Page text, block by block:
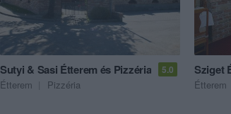
Sutyi & Sasi Étterem és Pizzéria 5.0
Étterem Pizzéria
Sziget
Étterem